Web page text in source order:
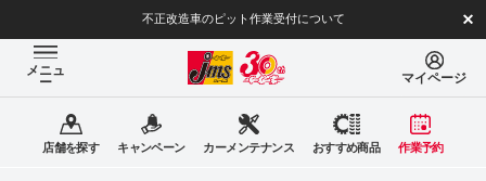
不正改造車のピット作業受付について
メニュ
ー マイページ
店舗を探す キャンペーン カーメンテナンス おすすめ商品 作業予約